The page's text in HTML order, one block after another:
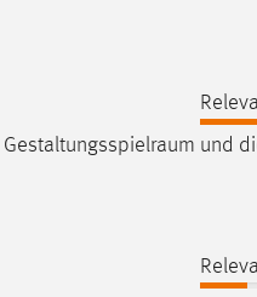
Gestaltungsspielraum und